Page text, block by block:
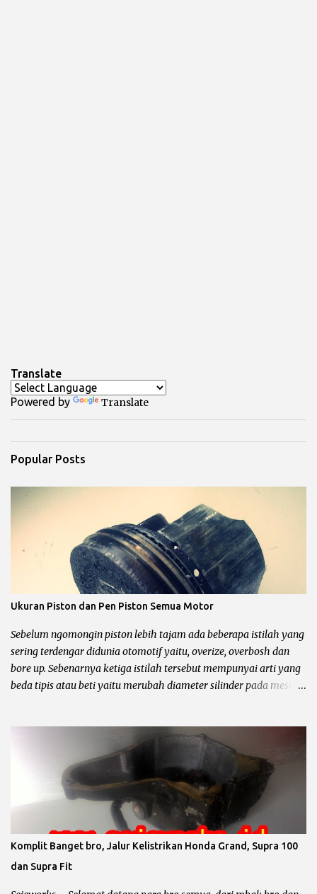
Translate
Powered by Translate
Popular Posts
Ukuran Piston dan Pen Piston Semua Motor
Sebelum ngomongin piston lebih tajam ada beberapa istilah yang
sering terdengar didunia otomotif yaitu, overize, overbosh dan
bore up. Sebenarnya ketiga istilah tersebut mempunyai arti yang
beda tipis atau beti yaitu merubah diameter silinder pada mesin
diameter silinder dengan cara di korter dan mengganti piston
dengan ukuran yang lebih besar sesuai dengan standar pabrik.
pabrikan sepeda motor biasanya menyediakan 4 piston oversize
dari piston standar yaitu OS 25, OS 50, OS 75, OS 100, untuk lebih
jelas simak contoh dibawah ini. Contoh Yamaha Crypton ukuran
piton standar 49 mm berarti : Overize 25 piston standar diameter
ditambah 0.25 mm maka diameter piston menjadi 49,25 mm.
Overize 50 piston standar diameter ditambah 0.50 mm maka
diameter piston menjadi 49,50 mm. Overize 75 piston standar
diameter ditambah 0.75 mm maka diameter piston menjadi 49,75
Komplit Banget bro, Jalur Kelistrikan Honda Grand, Supra 100
dan Supra Fit